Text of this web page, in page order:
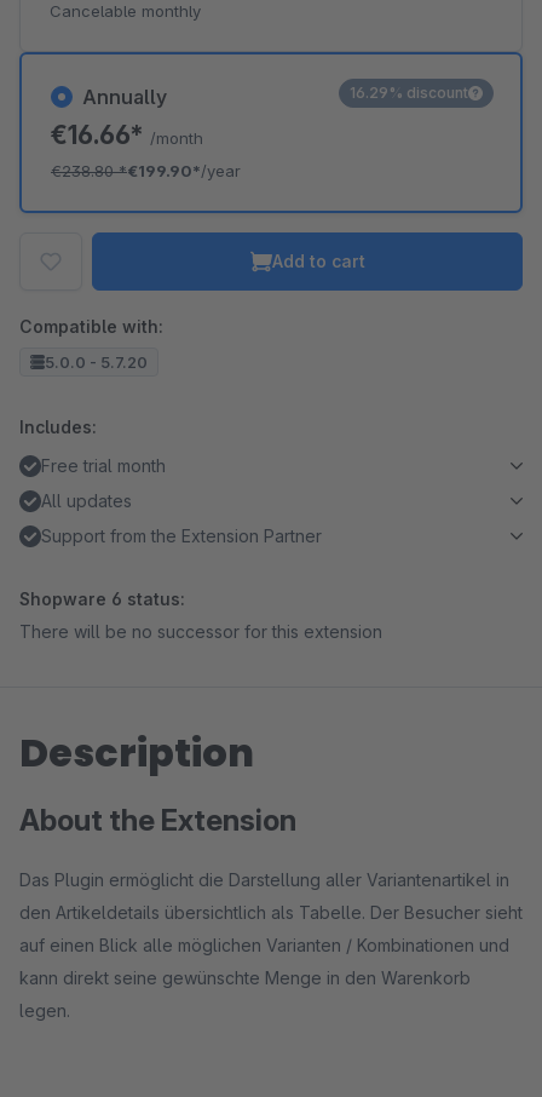
Annually
€16.66* /month
€238.80*€199.90*/year
16.29% discount
Cancelable monthly
Add to cart
Compatible with:
5.0.0 - 5.7.20
Includes:
Free trial month
All updates
Support from the Extension Partner
Shopware 6 status:
There will be no successor for this extension
Description
About the Extension
Das Plugin ermöglicht die Darstellung aller Variantenartikel in
den Artikeldetails übersichtlich als Tabelle. Der Besucher sieht
auf einen Blick alle möglichen Varianten / Kombinationen und
kann direkt seine gewünschte Menge in den Warenkorb
legen.